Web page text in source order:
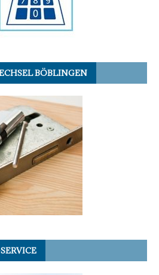
BÖBLINGEN